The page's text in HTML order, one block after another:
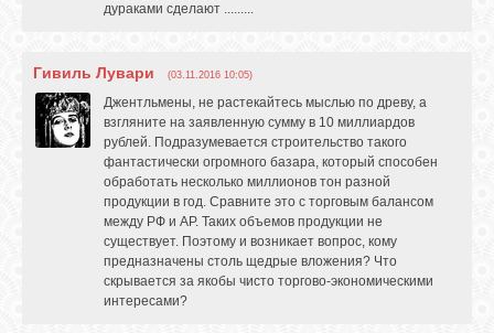
дураками сделают .........
Гивиль Лувари (03.11.2016 10:05)
Джентльмены, не растекайтесь мыслью по древу, а
взгляните на заявленную сумму в 10 миллиардов
рублей. Подразумевается строительство такого
фантастически огромного базара, который способен
обработать несколько миллионов тон разной
продукции в год. Сравните это с торговым балансом
между РФ и АР. Таких объемов продукции не
существует. Поэтому и возникает вопрос, кому
предназначены столь щедрые вложения? Что
скрывается за якобы чисто торгово-экономическими
интересами?